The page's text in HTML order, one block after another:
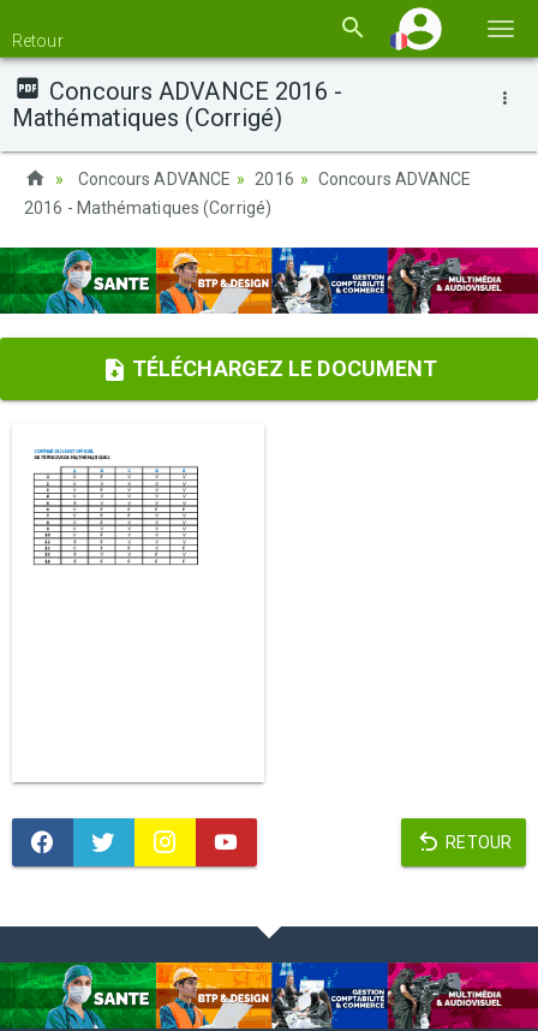
la
Retour
Concours ADVANCE 2016 -
Mathématiques (Corrigé)
Concours ADVANCE 2016
Concours ADVANCE
2016 - Mathématiques (Corrigé)
TÉLÉCHARGEZ LE DOCUMENT
RETOUR